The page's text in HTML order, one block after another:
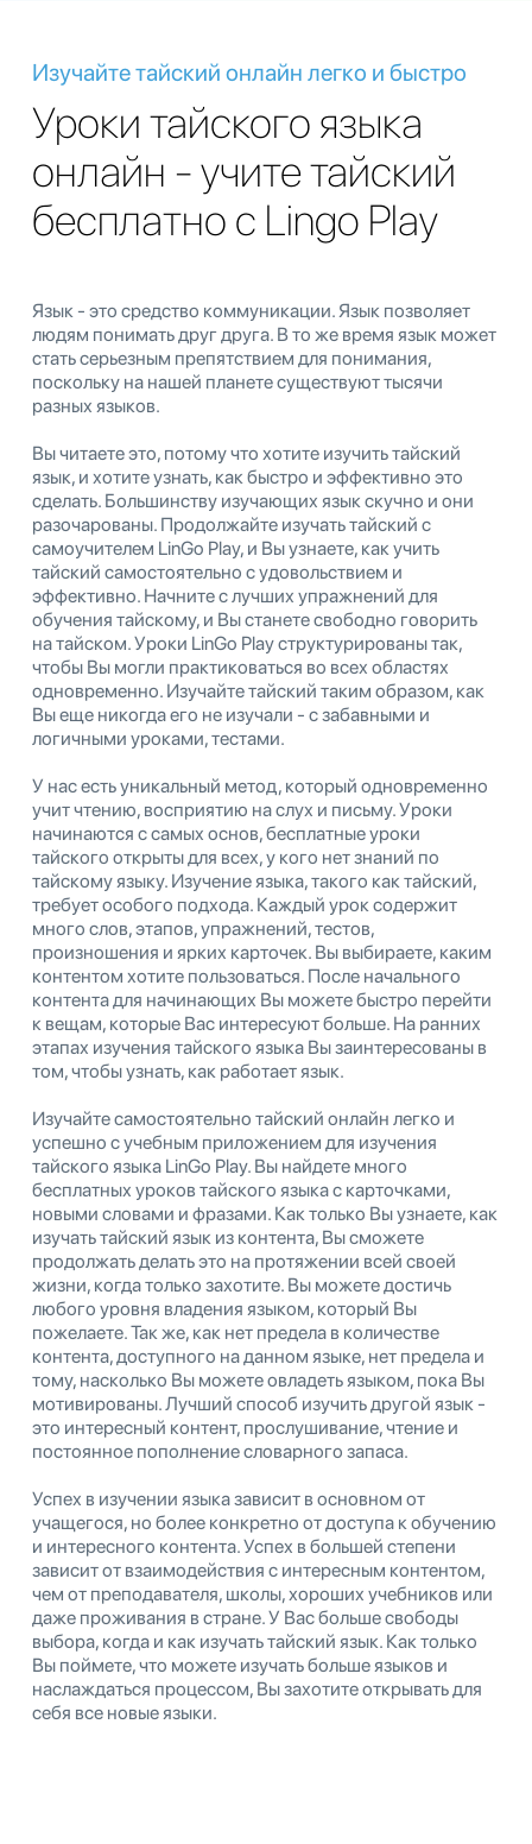
Изучайте тайский онлайн легко и быстро
Уроки тайского языка
онлайн - учите тайский
бесплатно с Lingo Play
Язык - это средство коммуникации. Язык позволяет
людям понимать друг друга. В то же время язык может
стать серьезным препятствием для понимания,
поскольку на нашей планете существуют тысячи
разных языков.
Вы читаете это, потому что хотите изучить тайский
язык, и хотите узнать, как быстро и эффективно это
сделать. Большинству изучающих язык скучно и они
разочарованы. Продолжайте изучать тайский с
самоучителем LinGo Play, и Вы узнаете, как учить
тайский самостоятельно с удовольствием и
эффективно. Начните с лучших упражнений для
обучения тайскому, и Вы станете свободно говорить
на тайском. Уроки LinGo Play структурированы так,
чтобы Вы могли практиковаться во всех областях
одновременно. Изучайте тайский таким образом, как
Вы еще никогда его не изучали - с забавными и
логичными уроками, тестами.
У нас есть уникальный метод, который одновременно
учит чтению, восприятию на слух и письму. Уроки
начинаются с самых основ, бесплатные уроки
тайского открыты для всех, у кого нет знаний по
тайскому языку. Изучение языка, такого как тайский,
требует особого подхода. Каждый урок содержит
много слов, этапов, упражнений, тестов,
произношения и ярких карточек. Вы выбираете, каким
контентом хотите пользоваться. После начального
контента для начинающих Вы можете быстро перейти
к вещам, которые Вас интересуют больше. На ранних
этапах изучения тайского языка Вы заинтересованы в
том, чтобы узнать, как работает язык.
Изучайте самостоятельно тайский онлайн легко и
успешно с учебным приложением для изучения
тайского языка LinGo Play. Вы найдете много
бесплатных уроков тайского языка с карточками,
новыми словами и фразами. Как только Вы узнаете, как
изучать тайский язык из контента, Вы сможете
продолжать делать это на протяжении всей своей
жизни, когда только захотите. Вы можете достичь
любого уровня владения языком, который Вы
пожелаете. Так же, как нет предела в количестве
контента, доступного на данном языке, нет предела и
тому, насколько Вы можете овладеть языком, пока Вы
мотивированы. Лучший способ изучить другой язык -
это интересный контент, прослушивание, чтение и
постоянное пополнение словарного запаса.
Успех в изучении языка зависит в основном от
учащегося, но более конкретно от доступа к обучению
и интересного контента. Успех в большей степени
зависит от взаимодействия с интересным контентом,
чем от преподавателя, школы, хороших учебников или
даже проживания в стране. У Вас больше свободы
выбора, когда и как изучать тайский язык. Как только
Вы поймете, что можете изучать больше языков и
наслаждаться процессом, Вы захотите открывать для
себя все новые языки.